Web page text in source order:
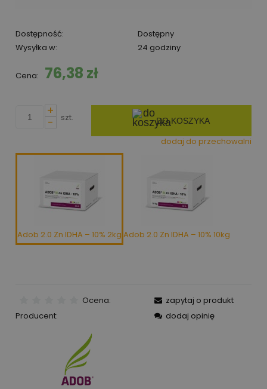
Dostępność:
Dostępny
Wysyłka w:
24 godziny
Cena: 76,38 zł
Adob 2.0 Zn IDHA – 10% 2kg Adob 2.0 Zn IDHA – 10% 10kg
+
-
szt. DO KOSZYKA
dodaj do przechowalni
Ocena:
Producent:
zapytaj o produkt
dodaj opinię